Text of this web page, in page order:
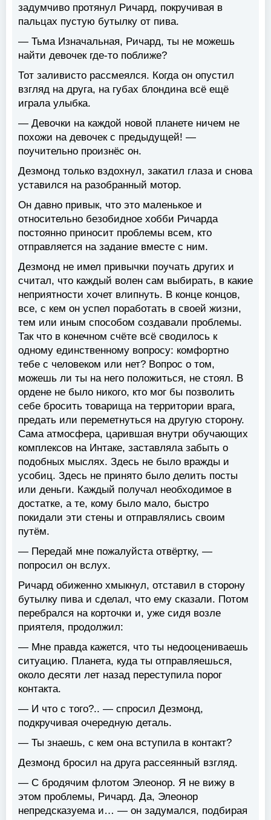
задумчиво протянул Ричард, покручивая в
пальцах пустую бутылку от пива.
— Тьма Изначальная, Ричард, ты не можешь
найти девочек где-то поближе?
Тот заливисто рассмеялся. Когда он опустил
взгляд на друга, на губах блондина всё ещё
играла улыбка.
— Девочки на каждой новой планете ничем не
похожи на девочек с предыдущей! —
поучительно произнёс он.
Дезмонд только вздохнул, закатил глаза и снова
уставился на разобранный мотор.
Он давно привык, что это маленькое и
относительно безобидное хобби Ричарда
постоянно приносит проблемы всем, кто
отправляется на задание вместе с ним.
Дезмонд не имел привычки поучать других и
считал, что каждый волен сам выбирать, в какие
неприятности хочет влипнуть. В конце концов,
все, с кем он успел поработать в своей жизни,
тем или иным способом создавали проблемы.
Так что в конечном счёте всё сводилось к
одному единственному вопросу: комфортно
тебе с человеком или нет? Вопрос о том,
можешь ли ты на него положиться, не стоял. В
ордене не было никого, кто мог бы позволить
себе бросить товарища на территории врага,
предать или переметнуться на другую сторону.
Сама атмосфера, царившая внутри обучающих
комплексов на Интаке, заставляла забыть о
подобных мыслях. Здесь не было вражды и
усобиц. Здесь не принято было делить посты
или деньги. Каждый получал необходимое в
достатке, а те, кому было мало, быстро
покидали эти стены и отправлялись своим
путём.
— Передай мне пожалуйста отвёртку, —
попросил он вслух.
Ричард обиженно хмыкнул, отставил в сторону
бутылку пива и сделал, что ему сказали. Потом
перебрался на корточки и, уже сидя возле
приятеля, продолжил:
— Мне правда кажется, что ты недооцениваешь
ситуацию. Планета, куда ты отправляешься,
около десяти лет назад переступила порог
контакта.
— И что с того?.. — спросил Дезмонд,
подкручивая очередную деталь.
— Ты знаешь, с кем она вступила в контакт?
Дезмонд бросил на друга рассеянный взгляд.
— С бродячим флотом Элеонор. Я не вижу в
этом проблемы, Ричард. Да, Элеонор
непредсказуема и… — он задумался, подбирая